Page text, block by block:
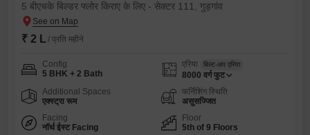
5 बीएचके बिल्डर फ्लोर किराए के लिए - सेक्टर 111, गुड़गांव
₹ 2 L / प्रति महीने
Config
5 BHK + 2 Bath
एरिया बिल्ट-अप एरिया
8000 वर्ग फुट
Additional Spaces
एक्स्ट्रा रूम
फर्निशिंग स्थिति
असुसज्जित
Facing
नॉर्थ ईस्ट Facing
Floor
5th of 9 Floors